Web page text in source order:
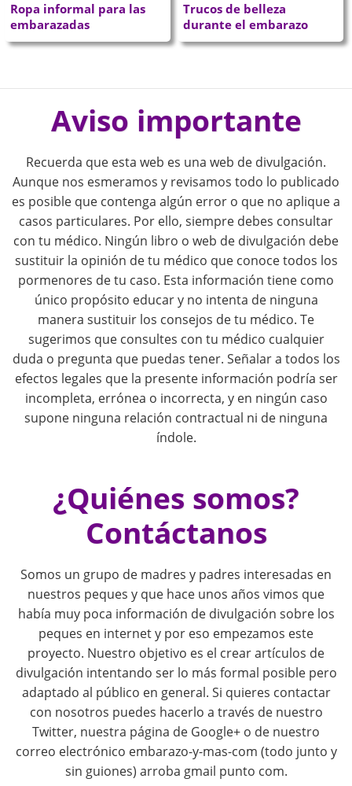
Ropa informal para las
embarazadas
Trucos de belleza
durante el embarazo
P
a
g
Aviso importante
Recuerda que esta web es una web de divulgación.
Aunque nos esmeramos y revisamos todo lo publicado
es posible que contenga algún error o que no aplique a
casos particulares. Por ello, siempre debes consultar
con tu médico. Ningún libro o web de divulgación debe
sustituir la opinión de tu médico que conoce todos los
pormenores de tu caso. Esta información tiene como
único propósito educar y no intenta de ninguna
manera sustituir los consejos de tu médico. Te
sugerimos que consultes con tu médico cualquier
duda o pregunta que puedas tener. Señalar a todos los
efectos legales que la presente información podría ser
incompleta, errónea o incorrecta, y en ningún caso
supone ninguna relación contractual ni de ninguna
índole.
¿Quiénes somos?
Contáctanos
Somos un grupo de madres y padres interesadas en
nuestros peques y que hace unos años vimos que
había muy poca información de divulgación sobre los
peques en internet y por eso empezamos este
proyecto. Nuestro objetivo es el crear artículos de
divulgación intentando ser lo más formal posible pero
adaptado al público en general. Si quieres contactar
con nosotros puedes hacerlo a través de nuestro
Twitter, nuestra página de Google+ o de nuestro
correo electrónico embarazo-y-mas-com (todo junto y
sin guiones) arroba gmail punto com.